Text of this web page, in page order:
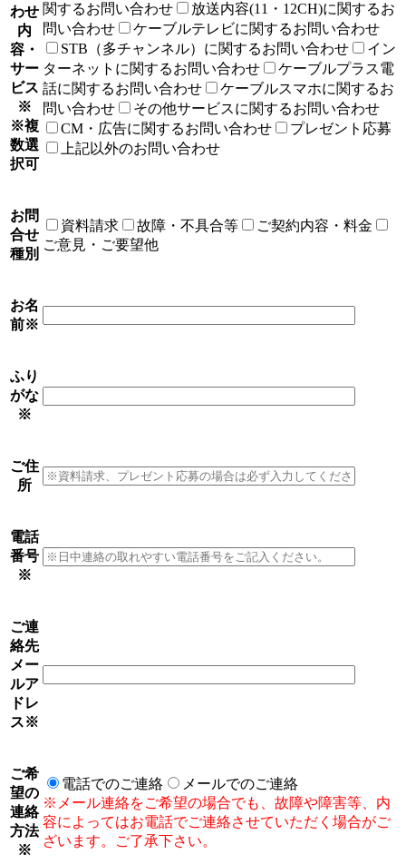
わせ
内
容・
サー
ビス
※
※複
数選
択可
関するお問い合わせ
放送内容(11・12CH)に関するお
問い合わせ
ケーブルテレビに関するお問い合わせ
STB（多チャンネル）に関するお問い合わせ
イン
ターネットに関するお問い合わせ
ケーブルプラス電
話に関するお問い合わせ
ケーブルスマホに関するお
問い合わせ
その他サービスに関するお問い合わせ
CM・広告に関するお問い合わせ
プレゼント応募
上記以外のお問い合わせ
お問
合せ
種別
資料請求 故障・不具合等
ご契約内容・料金
ご意見・ご要望他
お名
前※
ふり
がな
※
ご住
所
電話
番号
※
ご連
絡先
メー
ルア
ドレ
ス※
ご希
望の
連絡
方法
※
電話でのご連絡
メールでのご連絡
※メール連絡をご希望の場合でも、故障や障害等、内
容によってはお電話でご連絡させていただく場合がご
ざいます。ご了承下さい。